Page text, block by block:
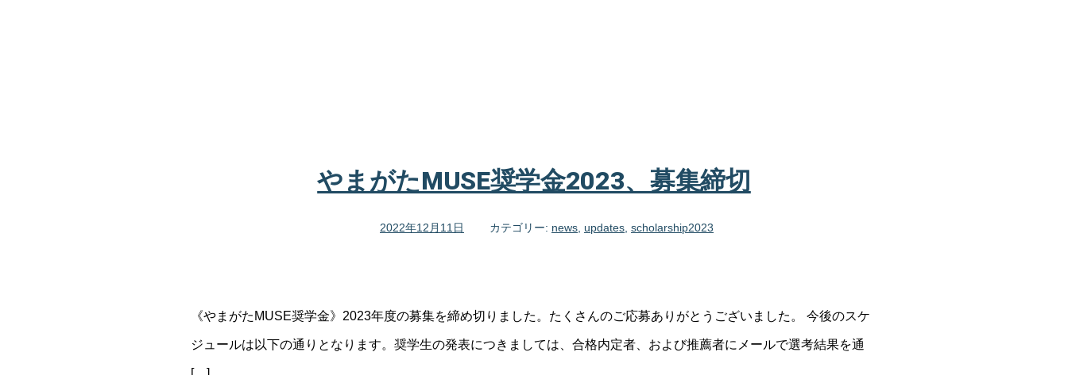
やまがたMUSE奨学金2023、募集締切
2022年12月11日 カテゴリー: news updates scholarship2023
《やまがたMUSE奨学金》2023年度の募集を締め切りました。たくさんのご応募ありがとうございました。 今後のスケ
ジュールは以下の通りとなります。奨学生の発表につきましては、合格内定者、および推薦者にメールで選考結果を通